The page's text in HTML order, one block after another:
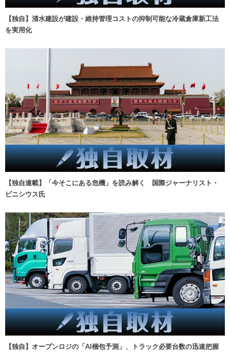
【独自】清水建設が建設・維持管理コストの抑制可能な冷蔵倉庫新工法
を実用化
【独自連載】「今そこにある危機」を読み解く 国際ジャーナリスト・
ビニシウス氏
【独自】オープンロジの「AI梱包予測」、トラック必要台数の迅速把握